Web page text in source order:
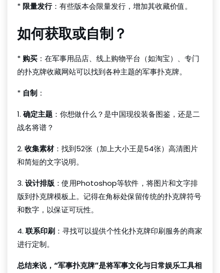
* 限量发行：有些版本会限量发行，增加其收藏价值。
如何获取或自制？
* 购买 ：在军事用品店、线上购物平台（如淘宝）、专门
的扑克牌收藏网站可以找到各种主题的军事扑克牌。
* 自制 ：
1. 确定主题 ：你想做什么？是中国现役装备图鉴，还是二
战名将谱？
2. 收集素材：找到52张（加上大小王是54张）高清图片
和简短的文字说明。
3. 设计排版 ：使用Photoshop等软件，将图片和文字排
版到扑克牌模板上。记得在角标处保留传统的扑克牌符号
和数字，以保证可玩性。
4. 联系印刷 ：寻找可以提供个性化扑克牌印刷服务的商家
进行定制。
总结来说，“军事扑克牌”是将军事文化与日常娱乐工具相